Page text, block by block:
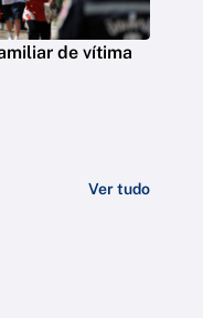
de vítima
Ver tudo